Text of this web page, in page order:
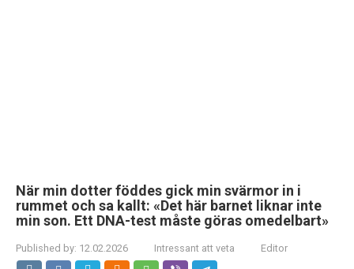
När min dotter föddes gick min svärmor in i
rummet och sa kallt: «Det här barnet liknar inte
min son. Ett DNA-test måste göras omedelbart»
Published by: 12.02.2026 Intressant att veta Editor